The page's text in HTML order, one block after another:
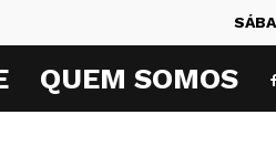
QUEM SOMOS